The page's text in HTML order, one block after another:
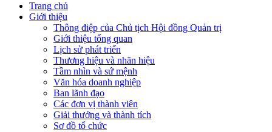
Trang chủ
Giới thiệu
Thông điệp của Chủ tịch Hội đồng Quản trị
Giới thiệu tổng quan
Lịch sử phát triển
Thương hiệu và nhãn hiệu
Tầm nhìn và sứ mệnh
Văn hóa doanh nghiệp
Ban lãnh đạo
Các đơn vị thành viên
Giải thưởng và thành tích
Sơ đồ tổ chức